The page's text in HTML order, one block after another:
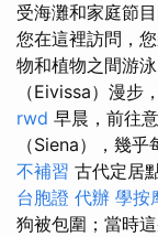
受海灘和家庭節
您在這裡訪問，
物和植物之間游
（Eivissa）漫步
rwd 早晨，前往
（Siena），幾
不補習 古代定居
台胞證 代辦 學按
狗被包圍；當時